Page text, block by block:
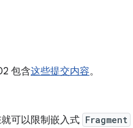
包含这些提交内容。
可以限制嵌入式 Fragment